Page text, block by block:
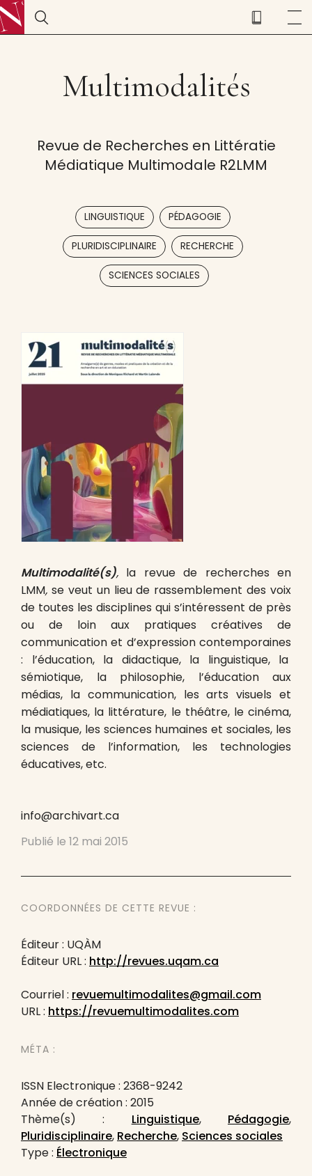
Multimodalités
Revue de Recherches en Littératie
Médiatique Multimodale R2LMM
LINGUISTIQUE , PÉDAGOGIE
PLURIDISCIPLINAIRE , RECHERCHE
SCIENCES SOCIALES
Multimodalité(s), la revue de recherches en
LMM, se veut un lieu de rassemblement des voix
de toutes les disciplines qui s’intéressent de près
ou de loin aux pratiques créatives de
communication et d’expression contemporaines
: l’éducation, la didactique, la linguistique, la
sémiotique, la philosophie, l’éducation aux
médias, la communication, les arts visuels et
médiatiques, la littérature, le théâtre, le cinéma,
la musique, les sciences humaines et sociales, les
sciences de l’information, les technologies
éducatives, etc.
info@archivart.ca
Publié le 12 mai 2015
COORDONNÉES DE CETTE REVUE :
Éditeur : UQÀM
Éditeur URL : http://revues.uqam.ca
Courriel : revuemultimodalites@gmail.com
URL : https://revuemultimodalites.com
MÉTA :
ISSN Electronique : 2368-9242
Année de création : 2015
Thème(s) : Linguistique, Pédagogie,
Pluridisciplinaire, Recherche, Sciences sociales
Type : Électronique